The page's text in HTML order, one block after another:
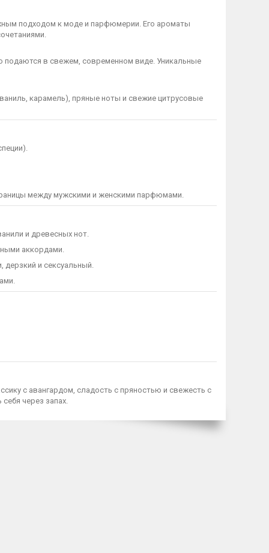
подходом к моде и парфюмерии. Его ароматы
подаются в свежем, современном виде. Уникальные
карамель), пряные ноты и свежие цитрусовые
между мужскими и женскими парфюмами.
и древесных нот.
аккордами.
и сексуальный.
с авангардом, сладость с пряностью и свежесть с
через запах.